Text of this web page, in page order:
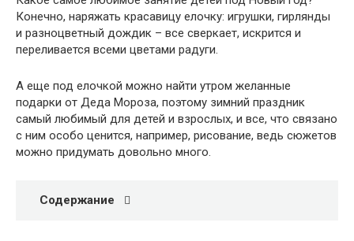
Конечно, наряжать красавицу елочку: игрушки, гирлянды
и разноцветный дождик – все сверкает, искрится и
переливается всеми цветами радуги.
А еще под елочкой можно найти утром желанные
подарки от Деда Мороза, поэтому зимний праздник
самый любимый для детей и взрослых, и все, что связано
с ним особо ценится, например, рисование, ведь сюжетов
можно придумать довольно много.
Содержание